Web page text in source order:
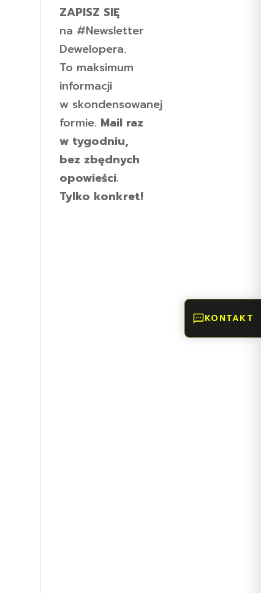
ZAPISZ SIĘ
na #Newsletter
Dewelopera.
To maksimum
informacji
w skondensowanej
formie. Mail raz
w tygodniu,
bez zbędnych
opowieści.
Tylko konkret!
KONTAKT